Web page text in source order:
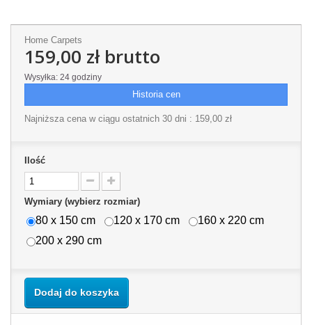
Home Carpets
159,00 złbrutto
Wysyłka: 24 godziny
Historia cen
Najniższa cena w ciągu ostatnich 30 dni : 159,00 zł
Ilość
Wymiary (wybierz rozmiar)
80 x 150 cm 120 x 170 cm
160 x 220 cm
200 x 290 cm
Dodaj do koszyka